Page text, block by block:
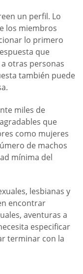
un perfil. Lo
los miembros
lo primero
que
otras personas
también puede
miles de
que
como mujeres
de machos
mínima del
lesbianas y
encontrar
aventuras a
especificar
terminar con la